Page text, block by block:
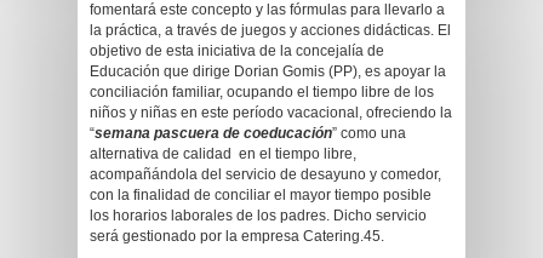
fomentará este concepto y las fórmulas para llevarlo a
la práctica, a través de juegos y acciones didácticas. El
objetivo de esta iniciativa de la concejalía de
Educación que dirige Dorian Gomis (PP), es apoyar la
conciliación familiar, ocupando el tiempo libre de los
niños y niñas en este período vacacional, ofreciendo la
“semana pascuera de coeducación” como una
alternativa de calidad en el tiempo libre,
acompañándola del servicio de desayuno y comedor,
con la finalidad de conciliar el mayor tiempo posible
los horarios laborales de los padres. Dicho servicio
será gestionado por la empresa Catering.45.